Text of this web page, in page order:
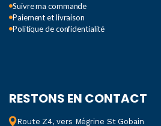
Suivre ma commande
Paiement et livraison
Politique de confidentialité
RESTONS EN CONTACT
Route Z4, vers Mégrine St Gobain